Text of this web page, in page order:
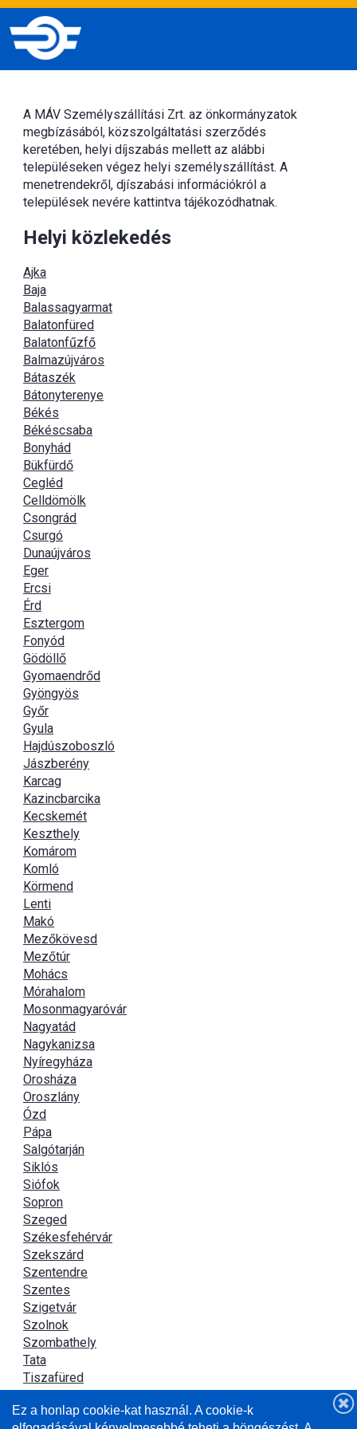
A MÁV Személyszállítási Zrt. az önkormányzatok
megbízásából, közszolgáltatási szerződés
keretében, helyi díjszabás mellett az alábbi
településeken végez helyi személyszállítást. A
menetrendekről, djíszabási információkról a
települések nevére kattintva tájékozódhatnak.
Helyi közlekedés
Ajka
Baja
Balassagyarmat
Balatonfüred
Balatonfűzfő
Balmazújváros
Bátaszék
Bátonyterenye
Békés
Békéscsaba
Bonyhád
Bükfürdő
Cegléd
Celldömölk
Csongrád
Csurgó
Dunaújváros
Eger
Ercsi
Érd
Esztergom
Fonyód
Gödöllő
Gyomaendrőd
Gyöngyös
Győr
Gyula
Hajdúszoboszló
Jászberény
Karcag
Kazincbarcika
Kecskemét
Keszthely
Komárom
Komló
Körmend
Lenti
Makó
Mezőkövesd
Mezőtúr
Mohács
Mórahalom
Mosonmagyaróvár
Nagyatád
Nagykanizsa
Nyíregyháza
Orosháza
Oroszlány
Ózd
Pápa
Salgótarján
Siklós
Siófok
Sopron
Szeged
Székesfehérvár
Szekszárd
Szentendre
Szentes
Szigetvár
Szolnok
Szombathely
Tata
Tiszafüred
Újszász
Ez a honlap cookie-kat használ. A cookie-k